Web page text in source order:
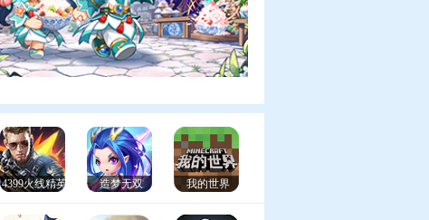
4399火线精英 造梦无双 我的世界